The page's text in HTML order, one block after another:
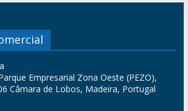
Empresarial Zona Oeste (PEZO),
Câmara de Lobos, Madeira, Portugal